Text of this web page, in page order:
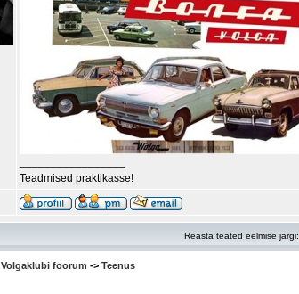
Teadmised praktikasse!
Reasta teated eelmise järgi:
Volgaklubi foorum -> Teenus